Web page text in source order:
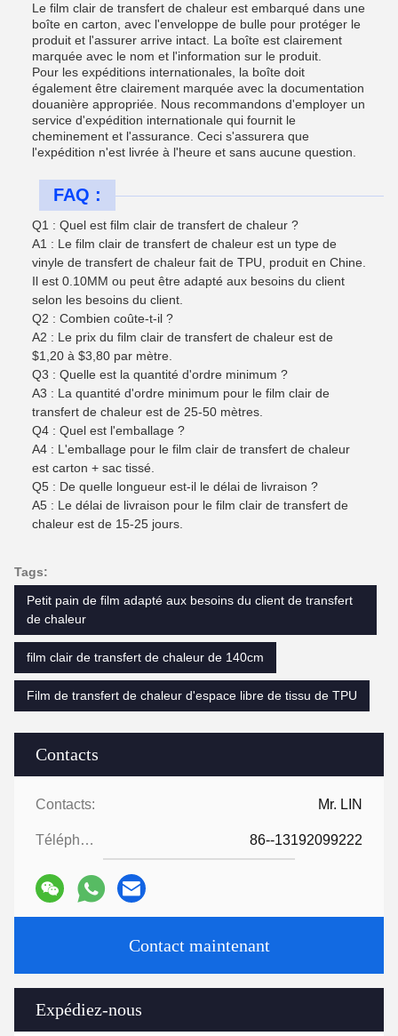
Contacts
Contacts: Mr. LIN
Téléphone: 86--13192099222
Contact maintenant
Expédiez-nous
Le film clair de transfert de chaleur est embarqué dans une
boîte en carton, avec l'enveloppe de bulle pour protéger le
produit et l'assurer arrive intact. La boîte est clairement
marquée avec le nom et l'information sur le produit.
Pour les expéditions internationales, la boîte doit
également être clairement marquée avec la documentation
douanière appropriée. Nous recommandons d'employer un
service d'expédition internationale qui fournit le
cheminement et l'assurance. Ceci s'assurera que
l'expédition n'est livrée à l'heure et sans aucune question.
FAQ :
Q1 : Quel est film clair de transfert de chaleur ?
A1 : Le film clair de transfert de chaleur est un type de
vinyle de transfert de chaleur fait de TPU, produit en Chine.
Il est 0.10MM ou peut être adapté aux besoins du client
selon les besoins du client.
Q2 : Combien coûte-t-il ?
A2 : Le prix du film clair de transfert de chaleur est de
$1,20 à $3,80 par mètre.
Q3 : Quelle est la quantité d'ordre minimum ?
A3 : La quantité d'ordre minimum pour le film clair de
transfert de chaleur est de 25-50 mètres.
Q4 : Quel est l'emballage ?
A4 : L'emballage pour le film clair de transfert de chaleur
est carton + sac tissé.
Q5 : De quelle longueur est-il le délai de livraison ?
A5 : Le délai de livraison pour le film clair de transfert de
chaleur est de 15-25 jours.
Tags:
Petit pain de film adapté aux besoins du client de transfert
de chaleur
film clair de transfert de chaleur de 140cm
Film de transfert de chaleur d'espace libre de tissu de TPU